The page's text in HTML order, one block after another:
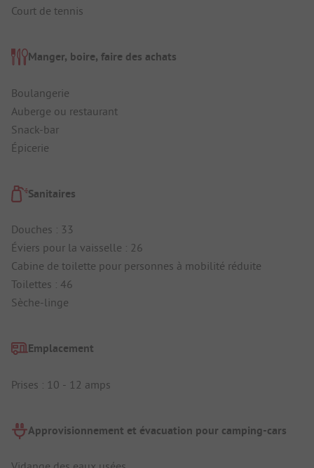
Court de tennis
Manger, boire, faire des achats
Boulangerie
Auberge ou restaurant
Snack-bar
Épicerie
Sanitaires
Douches : 33
Éviers pour la vaisselle : 26
Cabine de toilette pour personnes à mobilité réduite
Toilettes : 46
Sèche-linge
Emplacement
Prises : 10 - 12 amps
Approvisionnement et évacuation pour camping-cars